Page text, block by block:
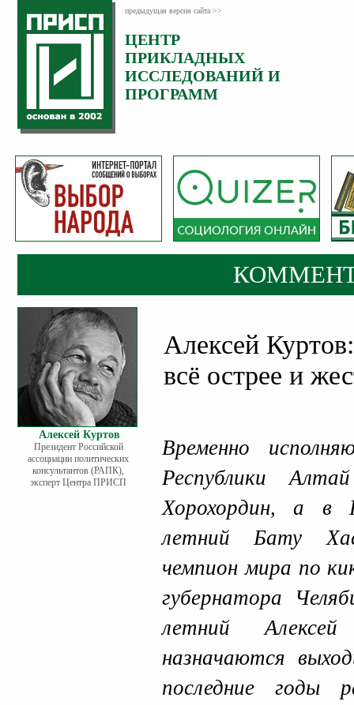
предыдущая версия сайта >>
ЦЕНТР
ПРИКЛАДНЫХ
ИССЛЕДОВАНИЙ И
ПРОГРАММ
Алексей Куртов
Президент Российской
ассоциации политических
консультантов (РАПК),
эксперт Центра ПРИСП
Алексей
всё острее и
Временно
Республики
Хорохордин, а в
летний Бату
чемпион мира по
губернатора
летний
назначаются
последние годы
Категория:
Комментарии